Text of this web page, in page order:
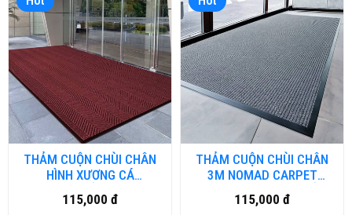
THẢM CUỘN CHÙI CHÂN
HÌNH XƯƠNG CÁ
3MUNILINE CẮT THEO YÊU
CẦU VÀ IN LOGO.
115,000 đ
THẢM CUỘN CHÙI CHÂN
3M NOMAD CARPET
MATTING 3M4000 CẮT
THEO YÊU CẦU VÀ IN
115,000 đ